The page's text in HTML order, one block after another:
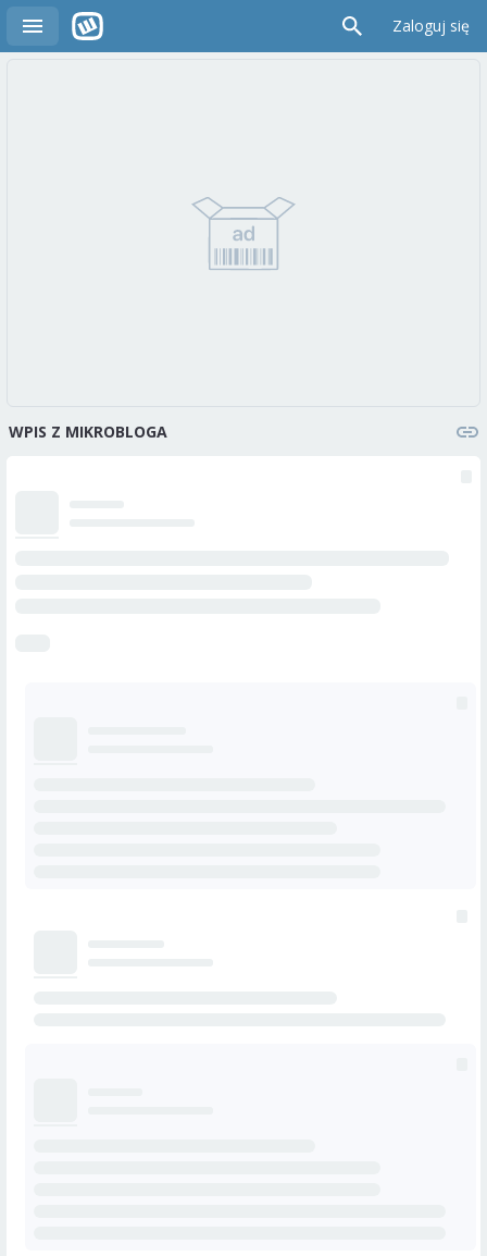
Zaloguj się
WPIS Z MIKROBLOGA